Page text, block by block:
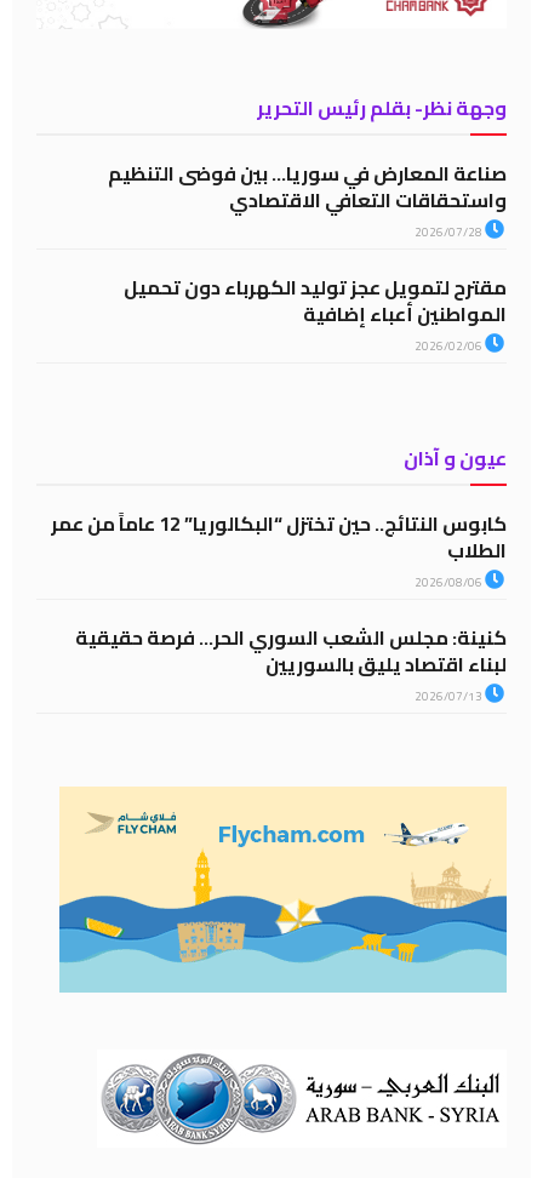
وجهة نظر- بقلم رئيس التحرير
صناعة المعارض في سوريا… بين فوضى التنظيم
واستحقاقات التعافي الاقتصادي
مقترح لتمويل عجز توليد الكهرباء دون تحميل
المواطنين أعباء إضافية
عيون و آذان
كابوس النتائج.. حين تختزل “البكالوريا” 12 عاماً من عمر
الطلاب
كنينة: مجلس الشعب السوري الحر… فرصة حقيقية
لبناء اقتصاد يليق بالسوريين